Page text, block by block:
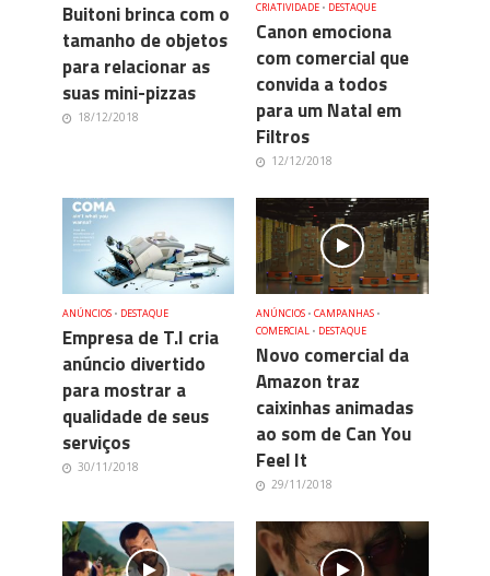
Buitoni brinca com o
tamanho de objetos
para relacionar as
suas mini-pizzas
18/12/2018
CRIATIVIDADE • DESTAQUE
Canon emociona
com comercial que
convida a todos
para um Natal em
Filtros
12/12/2018
ANÚNCIOS • DESTAQUE
Empresa de T.I cria
anúncio divertido
para mostrar a
qualidade de seus
serviços
30/11/2018
ANÚNCIOS • CAMPANHAS •
COMERCIAL • DESTAQUE
Novo comercial da
Amazon traz
caixinhas animadas
ao som de Can You
Feel It
29/11/2018